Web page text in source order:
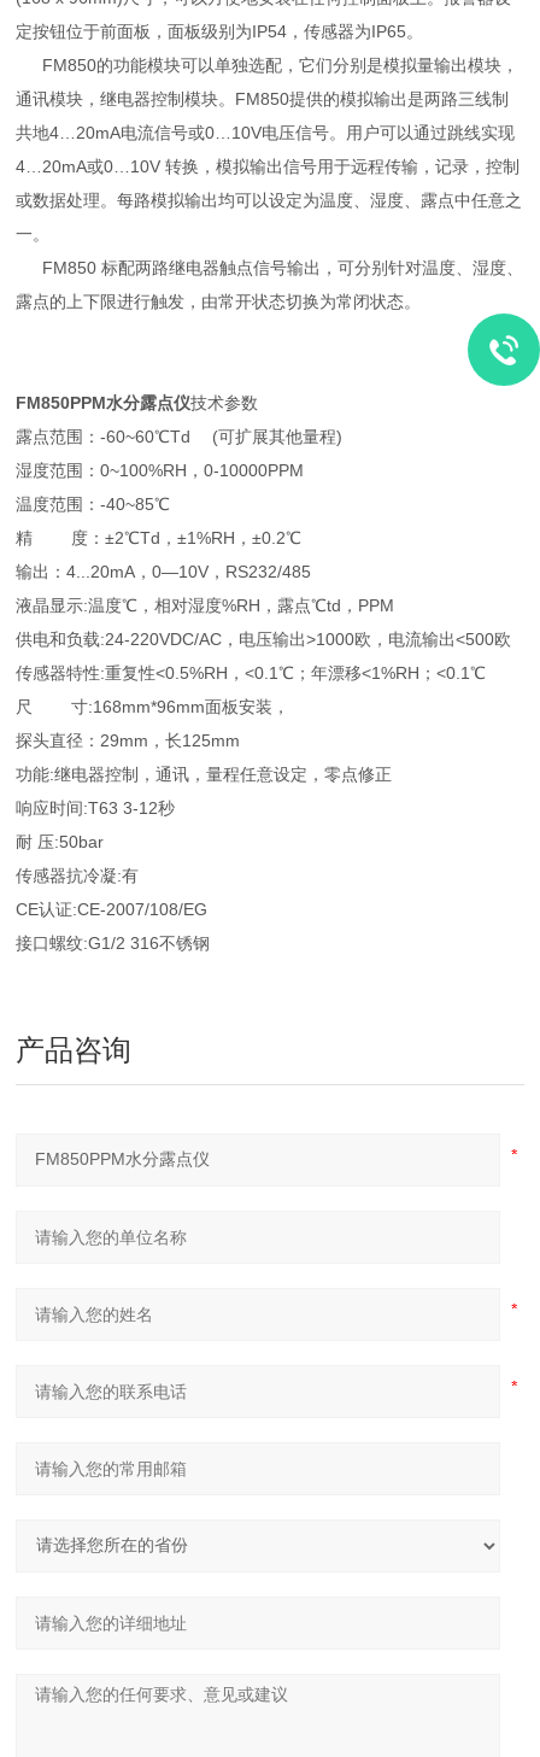
定按钮位于前面板，面板级别为IP54，传感器为IP65。
FM850的功能模块可以单独选配，它们分别是模拟量输出模块，
通讯模块，继电器控制模块。FM850提供的模拟输出是两路三线制
共地4…20mA电流信号或0…10V电压信号。用户可以通过跳线实现
4…20mA或0…10V 转换，模拟输出信号用于远程传输，记录，控制
或数据处理。每路模拟输出均可以设定为温度、湿度、露点中任意之
一。
FM850 标配两路继电器触点信号输出，可分别针对温度、湿度、
露点的上下限进行触发，由常开状态切换为常闭状态。
FM850PPM水分露点仪技术参数
露点范围：-60~60℃Td (可扩展其他量程)
湿度范围：0~100%RH，0-10000PPM
温度范围：-40~85℃
精 度：±2℃Td，±1%RH，±0.2℃
输出：4...20mA，0—10V，RS232/485
液晶显示:温度℃，相对湿度%RH，露点℃td，PPM
供电和负载:24-220VDC/AC，电压输出>1000欧，电流输出<500欧
传感器特性:重复性<0.5%RH，<0.1℃；年漂移<1%RH；<0.1℃
尺 寸:168mm*96mm面板安装，
探头直径：29mm，长125mm
功能:继电器控制，通讯，量程任意设定，零点修正
响应时间:T63 3-12秒
耐 压:50bar
传感器抗冷凝:有
CE认证:CE-2007/108/EG
接口螺纹:G1/2 316不锈钢
产品咨询